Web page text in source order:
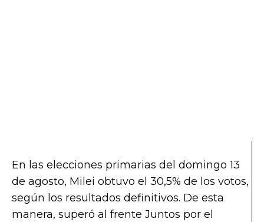
En las elecciones primarias del domingo 13
de agosto, Milei obtuvo el 30,5% de los votos,
según los resultados definitivos. De esta
manera, superó al frente Juntos por el